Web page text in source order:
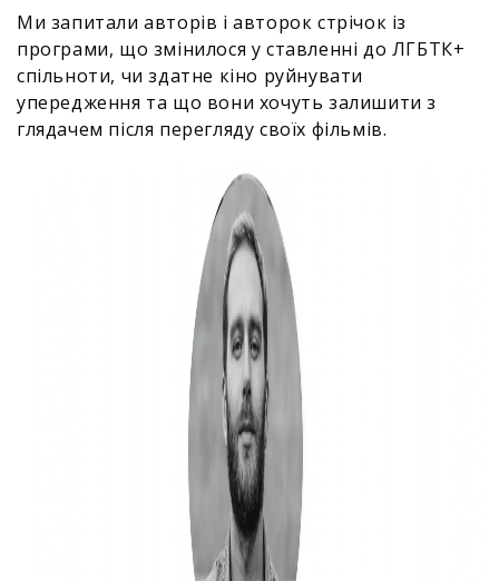
Ми запитали авторів і авторок стрічок із
програми, що змінилося у ставленні до ЛГБТК+
спільноти, чи здатне кіно руйнувати
упередження та що вони хочуть залишити з
глядачем після перегляду своїх фільмів.